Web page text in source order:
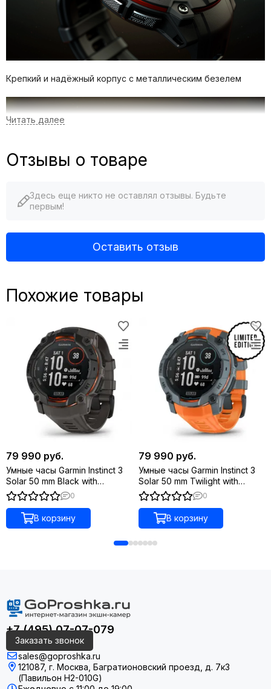
Крепкий и надёжный корпус с металлическим безелем
Пролей свет на темноту со встроенным светодиодным
фонариком
Отзывы о товаре
Здесь еще никто не оставлял отзывы. Будьте
первым!
Оставить отзыв
Похожие товары
79 990 руб.
Умные часы Garmin Instinct 3
Solar 50 mm Black with
Charcoal Band
0
В корзину
79 990 руб.
Умные часы Garmin Instinct 3
Solar 50 mm Twilight with
Solstice Band
0
В корзину
+7 (495) 07-07-079
Заказать звонок
sales@goproshka.ru
121087, г. Москва, Багратионовский проезд, д. 7к3
(Павильон H2-010G)